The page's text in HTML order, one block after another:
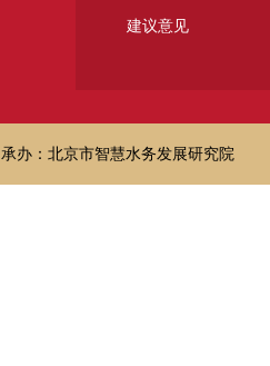
建议意见
承办：北京市智慧水务发展研究院